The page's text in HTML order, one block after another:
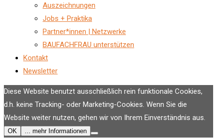
Auszeichnungen
Jobs + Praktika
Partner*innen | Netzwerke
BAUFACHFRAU unterstützen
Kontakt
Newsletter
Diese Website benutzt ausschließlich rein funktionale Cookies,
d.h. keine Tracking- oder Marketing-Cookies. Wenn Sie die
Website weiter nutzen, gehen wir von Ihrem Einverständnis aus.
OK ... mehr Informationen